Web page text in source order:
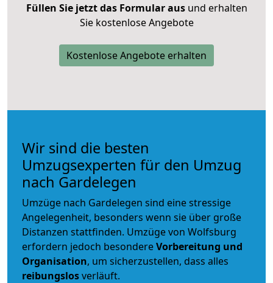
Füllen Sie jetzt das Formular ausund erhalten
Sie kostenlose Angebote
Kostenlose Angebote erhalten
Wir sind die besten
Umzugsexperten für den Umzug
nach Gardelegen
Umzüge nach Gardelegen sind eine stressige
Angelegenheit, besonders wenn sie über große
Distanzen stattfinden. Umzüge von Wolfsburg
erfordern jedoch besondereVorbereitung und
Organisation, um sicherzustellen, dass alles
reibungslosverläuft.